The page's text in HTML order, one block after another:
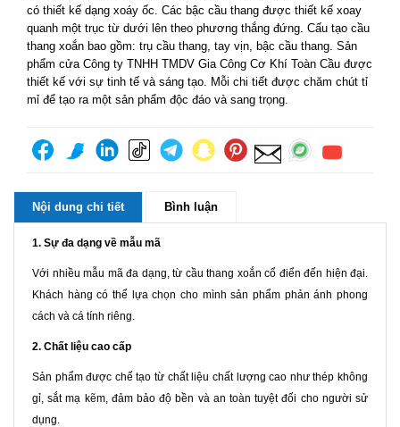
có thiết kế dạng xoáy ốc. Các bậc cầu thang được thiết kế xoay
quanh một trục từ dưới lên theo phương thắng đứng. Cấu tạo cầu
thang xoắn bao gồm: trụ cầu thang, tay vịn, bậc cầu thang. Sản
phẩm cửa Công ty TNHH TMDV Gia Công Cơ Khí Toàn Cầu được
thiết kế với sự tinh tế và sáng tạo. Mỗi chi tiết được chăm chút tỉ
mỉ để tạo ra một sản phẩm độc đáo và sang trọng.
Nội dung chi tiết Bình luận
1. Sự đa dạng về mẫu mã
Với nhiều mẫu mã đa dạng, từ cầu thang xoắn cổ điển đến hiện đại.
Khách hàng có thể lựa chọn cho mình sản phẩm phản ánh phong
cách và cá tính riêng.
2. Chất liệu cao cấp
Sản phẩm được chế tạo từ chất liệu chất lượng cao như thép không
gỉ, sắt mạ kẽm, đảm bảo độ bền và an toàn tuyệt đối cho người sử
dụng.